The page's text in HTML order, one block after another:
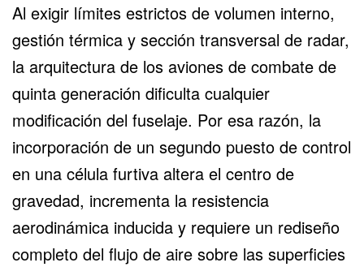
Al exigir límites estrictos de volumen interno,
gestión térmica y sección transversal de radar,
la arquitectura de los aviones de combate de
quinta generación dificulta cualquier
modificación del fuselaje. Por esa razón, la
incorporación de un segundo puesto de control
en una célula furtiva altera el centro de
gravedad, incrementa la resistencia
aerodinámica inducida y requiere un rediseño
completo del flujo de aire sobre las superficies